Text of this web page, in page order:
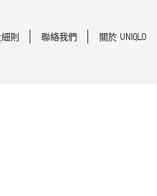
則 聯絡我們 關於 UNIQLO